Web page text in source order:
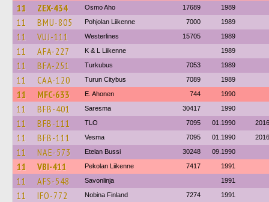
11 ZEX-434 Osmo Aho 17689 1989
11 BMU-805 Pohjolan Liikenne 7000 1989
11 VUJ-111 Westerlines 15705 1989
11 AFA-227 K & L Liikenne 1989
11 BFA-251 Turkubus 7053 1989
11 CAA-120 Turun Citybus 7089 1989
11 MFC-633 E. Ahonen 744 1990
11 BFB-401 Saresma 30417 1990
11 BFB-111 TLO 7095 01.1990 2016
11 BFB-111 Vesma 7095 01.1990 2016
11 NAE-573 Etelan Bussi 30248 09.1990
11 VBI-411 Pekolan Liikenne 7417 1991
11 AFS-548 Savonlinja 1991
11 IFO-772 Nobina Finland 7274 1991